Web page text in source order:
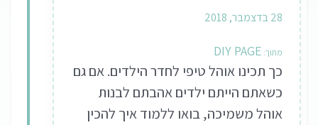
28 בדצמבר, 2018
DIY PAGE
כך תכינו אוהל טיפי לחדר הילדים. אם גם
כשאתם הייתם ילדים אהבתם לבנות
אוהל משמיכה, בואו ללמוד איך להכין